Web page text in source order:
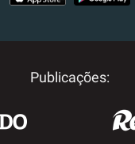
Publicações: